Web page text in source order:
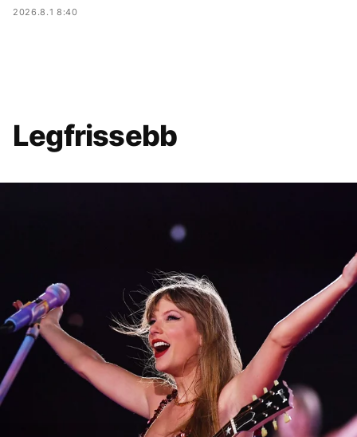
2026.8.1 8:40
Legfrissebb